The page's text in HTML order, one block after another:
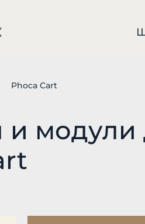
Phoca Cart
и модули